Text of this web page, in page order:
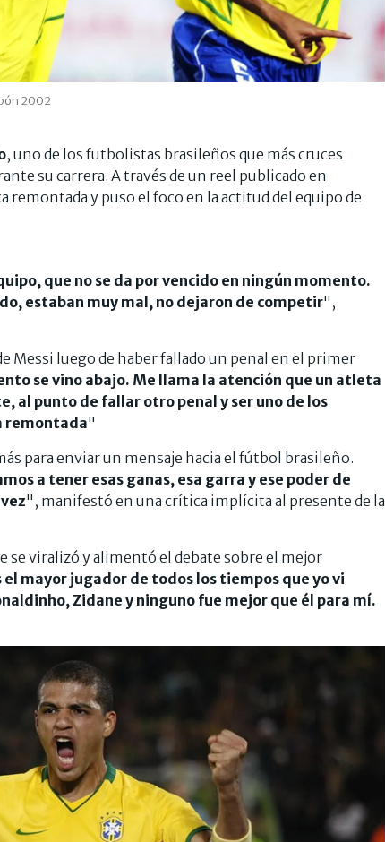
2002
, uno de los futbolistas brasileños que más cruces
su carrera. A través de un reel publicado en
y puso el foco en la actitud del equipo de
que no se da por vencido en ningún momento.
estaban muy mal, no dejaron de competir",
Messi luego de haber fallado un penal en el primer
se vino abajo. Me llama la atención que un atleta
al punto de fallar otro penal y ser uno de los
remontada"
para enviar un mensaje hacia el fútbol brasileño.
a tener esas ganas, esa garra y ese poder de
", manifestó en una crítica implícita al presente de la
se viralizó y alimentó el debate sobre el mejor
el mayor jugador de todos los tiempos que yo vi
Zidane y ninguno fue mejor que él para mí.